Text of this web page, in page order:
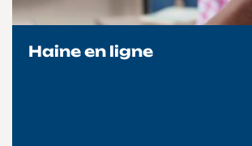
Haine en ligne